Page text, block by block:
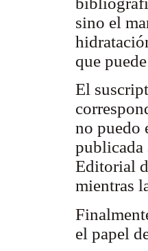
sino el
que
El
no puedo
publicada
Editorial
mientras
el papel